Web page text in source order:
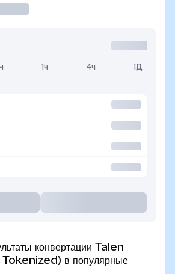
1ч 4ч 1Д
конвертации Talen
в популярные